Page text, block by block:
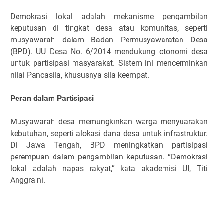
Demokrasi lokal adalah mekanisme pengambilan
keputusan di tingkat desa atau komunitas, seperti
musyawarah dalam Badan Permusyawaratan Desa
(BPD). UU Desa No. 6/2014 mendukung otonomi desa
untuk partisipasi masyarakat. Sistem ini mencerminkan
nilai Pancasila, khususnya sila keempat.
Peran dalam Partisipasi
Musyawarah desa memungkinkan warga menyuarakan
kebutuhan, seperti alokasi dana desa untuk infrastruktur.
Di Jawa Tengah, BPD meningkatkan partisipasi
perempuan dalam pengambilan keputusan. “Demokrasi
lokal adalah napas rakyat,” kata akademisi UI, Titi
Anggraini.